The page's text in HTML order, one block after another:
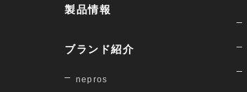
製品情報
ブランド紹介
nepros